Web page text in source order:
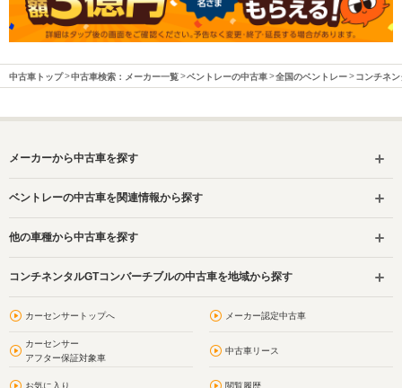
中古車トップ 中古車検索：メーカー一覧 ベントレーの中古車 全国のベントレー コンチネ
メーカーから中古車を探す
ベントレーの中古車を関連情報から探す
他の車種から中古車を探す
コンチネンタルGTコンバーチブルの中古車を地域から探す
カーセンサートップへ メーカー認定中古車
カーセンサー
アフター保証対象車
中古車リース
お気に入り 閲覧履歴